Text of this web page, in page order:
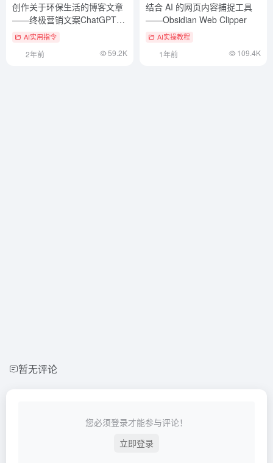
创作关于环保生活的博客文章
——终极营销文案ChatGPT提
示词AI实用指令
2年前 59.2K
结合 AI 的网页内容捕捉工具
——Obsidian Web Clipper
AI实操教程
1年前 109.4K
暂无评论
您必须登录才能参与评论！
立即登录